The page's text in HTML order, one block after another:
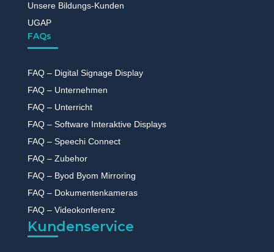
Unsere Bildungs-Kunden
UGAP
FAQs
FAQ – Digital Signage Display
FAQ – Unternehmen
FAQ – Unterricht
FAQ – Software Interaktive Displays
FAQ – Speechi Connect
FAQ – Zubehor
FAQ – Byod Byom Mirroring
FAQ – Dokumentenkameras
FAQ – Videokonferenz
Kundenservice